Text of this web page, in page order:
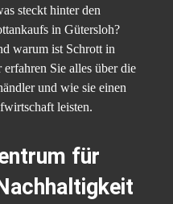
steckt hinter den
in Gütersloh?
warum ist Schrott in
Sie alles über die
und wie sie einen
leisten.
für